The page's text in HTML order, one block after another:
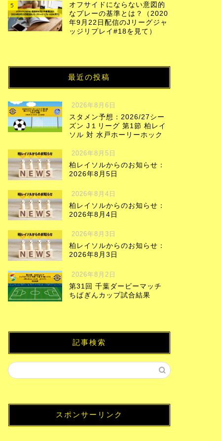
5
オフサイドにならない意図的
なプレーの基準とは？（2020
年9月22日配信のJリーグジャ
ッジリプレイ#18を見て）
最近の投稿
2026年8月6日
スタメン予想：2026/27シー
ズン J１リーグ 第1節 柏レイ
ソル 対 水戸ホーリーホック
2026年8月5日
柏レイソルからのお知らせ：
2026年8月5日
2026年8月4日
柏レイソルからのお知らせ：
2026年8月4日
2026年8月3日
柏レイソルからのお知らせ：
2026年8月3日
2026年8月2日
第31回 千葉ダービーマッチ
ちばぎんカップ試合結果
記事検索
スポンサーリンク